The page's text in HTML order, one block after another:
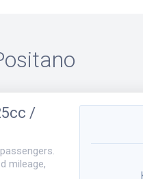
/
mileage,